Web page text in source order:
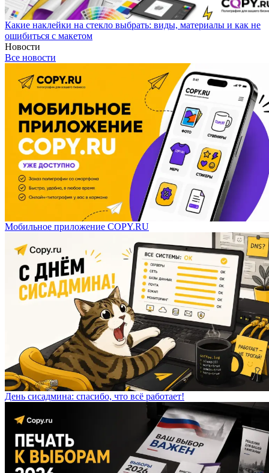
Какие наклейки на стекло выбрать: виды, материалы и как не
ошибиться с макетом
Новости
Все новости
Мобильное приложение COPY.RU
День сисадмина: спасибо, что всё работает!